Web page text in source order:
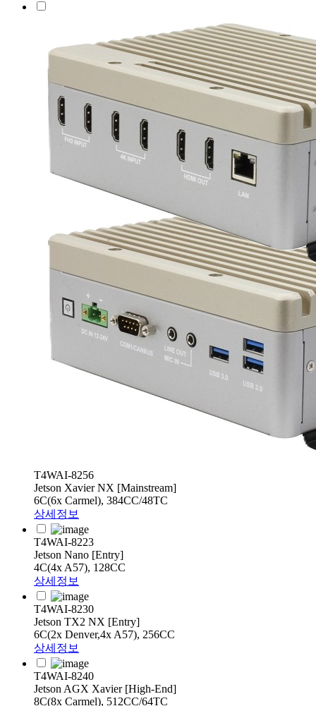
T4WAI-8256
Jetson Xavier NX [Mainstream]
6C(6x Carmel), 384CC/48TC
상세정보
T4WAI-8223
Jetson Nano [Entry]
4C(4x A57), 128CC
상세정보
T4WAI-8230
Jetson TX2 NX [Entry]
6C(2x Denver,4x A57), 256CC
상세정보
T4WAI-8240
Jetson AGX Xavier [High-End]
8C(8x Carmel), 512CC/64TC